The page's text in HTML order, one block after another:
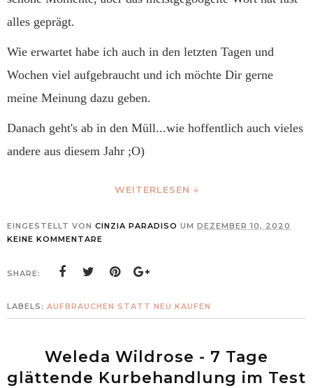
alles geprägt.
Wie erwartet habe ich auch in den letzten Tagen und
Wochen viel aufgebraucht und ich möchte Dir gerne
meine Meinung dazu geben.
Danach geht's ab in den Müll...wie hoffentlich auch vieles
andere aus diesem Jahr ;O)
WEITERLESEN »
EINGESTELLT VON CINZIA PARADISO UM DEZEMBER 10, 2020
KEINE KOMMENTARE
SHARE:
LABELS: AUFBRAUCHEN STATT NEU KAUFEN
Weleda Wildrose - 7 Tage
glättende Kurbehandlung im Test